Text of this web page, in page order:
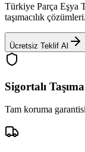
Türkiye Parça Eşya
taşımacılık çözümleri.
Ücretsiz Teklif Al
Sigortalı Taşıma
Tam koruma garantisi